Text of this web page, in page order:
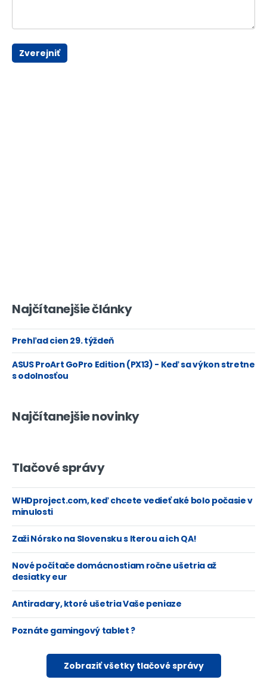
Zverejniť
Najčítanejšie články
Prehľad cien 29. týždeň
ASUS ProArt GoPro Edition (PX13) - Keď sa výkon stretne
s odolnosťou
Najčítanejšie novinky
Tlačové správy
WHDproject.com, keď chcete vedieť aké bolo počasie v
minulosti
Zaži Nórsko na Slovensku s Iterou a ich QA!
Nové počítače domácnostiam ročne ušetria až
desiatky eur
Antiradary, ktoré ušetria Vaše peniaze
Poznáte gamingový tablet ?
Zobraziť všetky tlačové správy